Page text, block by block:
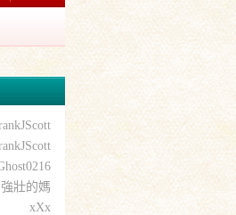
強壯的媽
xXx